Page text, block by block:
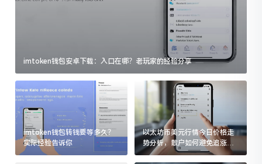
imtoken钱包安卓下载：入口在哪？老玩家的经验分享
imtoken钱包转钱要等多久？
实际经验告诉你
以太坊币美元行情今日价格走
势分析，散户如何避免追涨杀
跌被套牢